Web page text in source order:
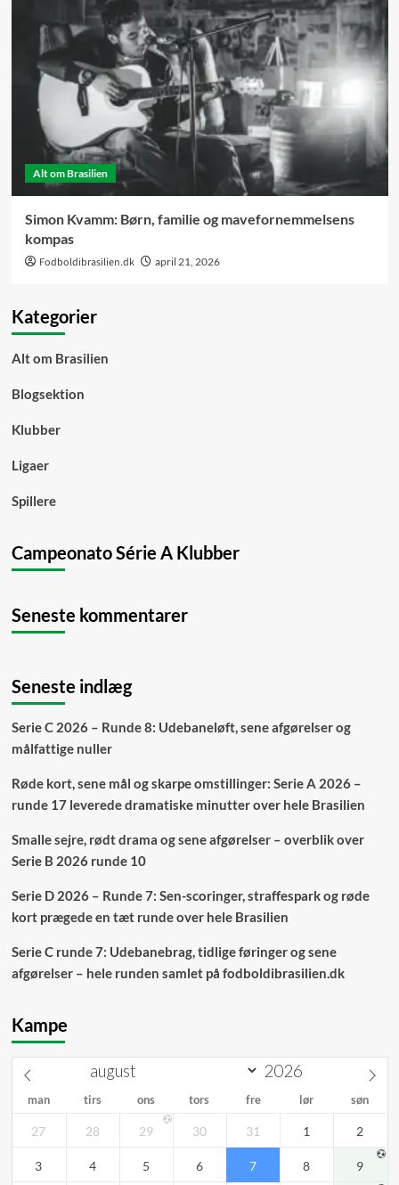
Alt om Brasilien
Simon Kvamm: Børn, familie og mavefornemmelsens
kompas
Fodboldibrasilien.dk april 21, 2026
Kategorier
Alt om Brasilien
Blogsektion
Klubber
Ligaer
Spillere
Campeonato Série A Klubber
Seneste kommentarer
Seneste indlæg
Serie C 2026 – Runde 8: Udebaneløft, sene afgørelser og
målfattige nuller
Røde kort, sene mål og skarpe omstillinger: Serie A 2026 –
runde 17 leverede dramatiske minutter over hele Brasilien
Smalle sejre, rødt drama og sene afgørelser – overblik over
Serie B 2026 runde 10
Serie D 2026 – Runde 7: Sen-scoringer, straffespark og røde
kort prægede en tæt runde over hele Brasilien
Serie C runde 7: Udebanebrag, tidlige føringer og sene
afgørelser – hele runden samlet på fodboldibrasilien.dk
Kampe
man tirs ons tors fre lør søn
27 28 29 30 31 1 2
3 4 5 6 7 8 9